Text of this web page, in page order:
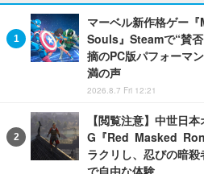
マーベル新作格ゲー
Souls』Steamで“賛
摘のPC版パフォーマ
満の声
2026.8.7 Fri 12:21
【閲覧注意】中世日
G『Red Masked
ラクリし、忍びの暗
で自由な体験